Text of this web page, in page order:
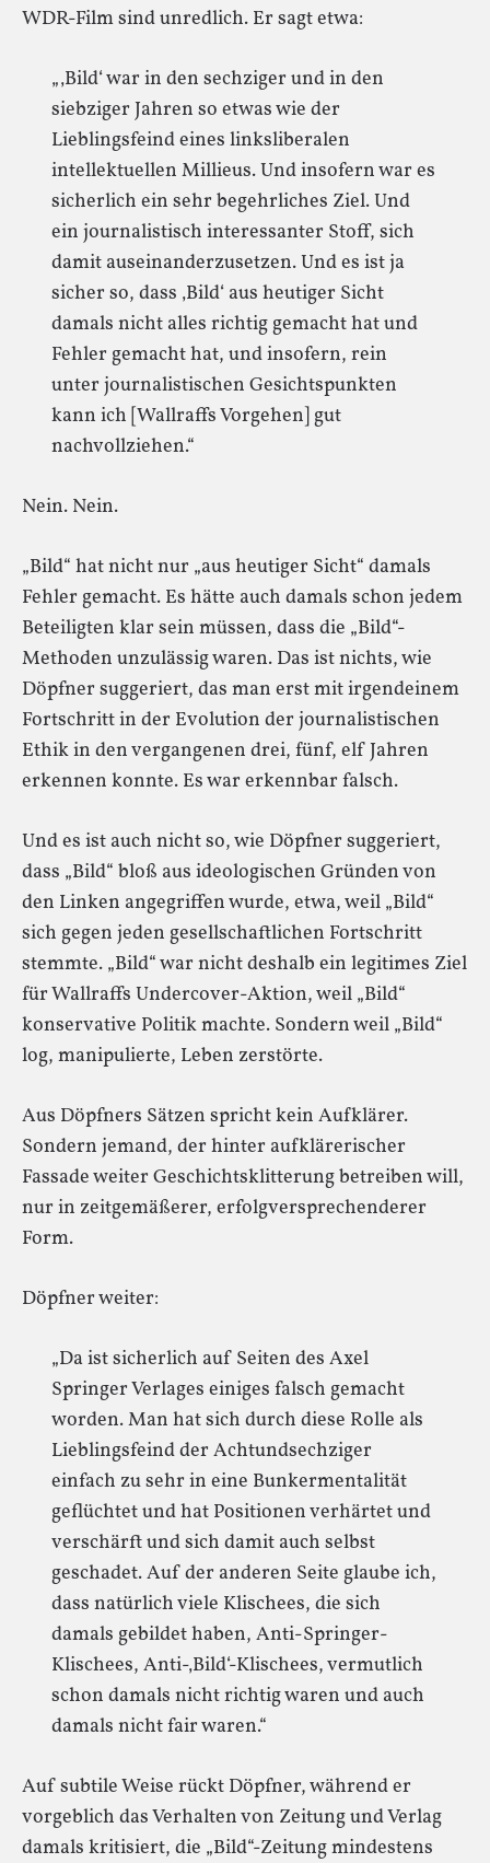
WDR-Film sind unredlich. Er sagt etwa:
„‚Bild‘ war in den sechziger und in den
siebziger Jahren so etwas wie der
Lieblingsfeind eines linksliberalen
intellektuellen Millieus. Und insofern war es
sicherlich ein sehr begehrliches Ziel. Und
ein journalistisch interessanter Stoff, sich
damit auseinanderzusetzen. Und es ist ja
sicher so, dass ‚Bild‘ aus heutiger Sicht
damals nicht alles richtig gemacht hat und
Fehler gemacht hat, und insofern, rein
unter journalistischen Gesichtspunkten
kann ich [Wallraffs Vorgehen] gut
nachvollziehen.“
Nein. Nein.
„Bild“ hat nicht nur „aus heutiger Sicht“ damals
Fehler gemacht. Es hätte auch damals schon jedem
Beteiligten klar sein müssen, dass die „Bild“-
Methoden unzulässig waren. Das ist nichts, wie
Döpfner suggeriert, das man erst mit irgendeinem
Fortschritt in der Evolution der journalistischen
Ethik in den vergangenen drei, fünf, elf Jahren
erkennen konnte. Es war erkennbar falsch.
Und es ist auch nicht so, wie Döpfner suggeriert,
dass „Bild“ bloß aus ideologischen Gründen von
den Linken angegriffen wurde, etwa, weil „Bild“
sich gegen jeden gesellschaftlichen Fortschritt
stemmte. „Bild“ war nicht deshalb ein legitimes Ziel
für Wallraffs Undercover-Aktion, weil „Bild“
konservative Politik machte. Sondern weil „Bild“
log, manipulierte, Leben zerstörte.
Aus Döpfners Sätzen spricht kein Aufklärer.
Sondern jemand, der hinter aufklärerischer
Fassade weiter Geschichtsklitterung betreiben will,
nur in zeitgemäßerer, erfolgversprechenderer
Form.
Döpfner weiter:
„Da ist sicherlich auf Seiten des Axel
Springer Verlages einiges falsch gemacht
worden. Man hat sich durch diese Rolle als
Lieblingsfeind der Achtundsechziger
einfach zu sehr in eine Bunkermentalität
geflüchtet und hat Positionen verhärtet und
verschärft und sich damit auch selbst
geschadet. Auf der anderen Seite glaube ich,
dass natürlich viele Klischees, die sich
damals gebildet haben, Anti-Springer-
Klischees, Anti-‚Bild‘-Klischees, vermutlich
schon damals nicht richtig waren und auch
damals nicht fair waren.“
Auf subtile Weise rückt Döpfner, während er
vorgeblich das Verhalten von Zeitung und Verlag
damals kritisiert, die „Bild“-Zeitung mindestens